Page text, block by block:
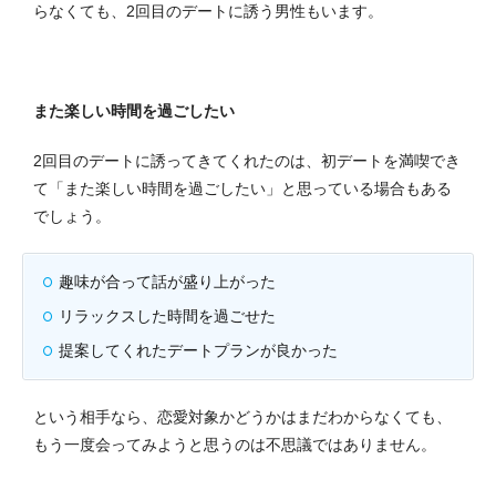
らなくても、2回目のデートに誘う男性もいます。
また楽しい時間を過ごしたい
2回目のデートに誘ってきてくれたのは、初デートを満喫でき
て「また楽しい時間を過ごしたい」と思っている場合もある
でしょう。
趣味が合って話が盛り上がった
リラックスした時間を過ごせた
提案してくれたデートプランが良かった
という相手なら、恋愛対象かどうかはまだわからなくても、
もう一度会ってみようと思うのは不思議ではありません。